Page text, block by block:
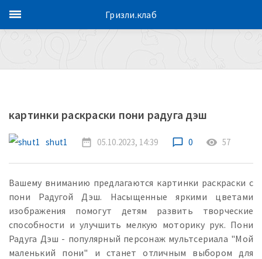
картинки раскраски пони радуга дэш
shut1 date_range 05.10.2023, 14:39 chat_bubble_outline 0 remove_red_eye 57
Вашему вниманию предлагаются картинки раскраски с
пони Радугой Дэш. Насыщенные яркими цветами
изображения помогут детям развить творческие
способности и улучшить мелкую моторику рук. Пони
Радуга Дэш - популярный персонаж мультсериала "Мой
маленький пони" и станет отличным выбором для
Гризли.клаб